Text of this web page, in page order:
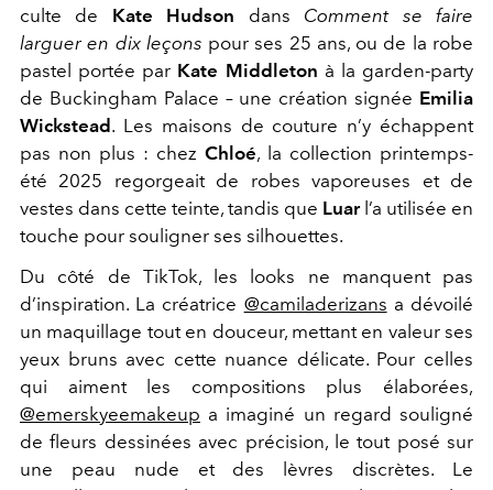
culte de Kate Hudson dans Comment se faire
larguer en dix leçons pour ses 25 ans, ou de la robe
pastel portée par Kate Middleton à la garden-party
de Buckingham Palace – une création signée Emilia
Wickstead. Les maisons de couture n’y échappent
pas non plus : chez Chloé, la collection printemps-
été 2025 regorgeait de robes vaporeuses et de
vestes dans cette teinte, tandis que Luarl’a utilisée en
touche pour souligner ses silhouettes.
Du côté de TikTok, les looks ne manquent pas
d’inspiration. La créatrice @camiladerizans a dévoilé
un maquillage tout en douceur, mettant en valeur ses
yeux bruns avec cette nuance délicate. Pour celles
qui aiment les compositions plus élaborées,
@emerskyeemakeup a imaginé un regard souligné
de fleurs dessinées avec précision, le tout posé sur
une peau nude et des lèvres discrètes. Le